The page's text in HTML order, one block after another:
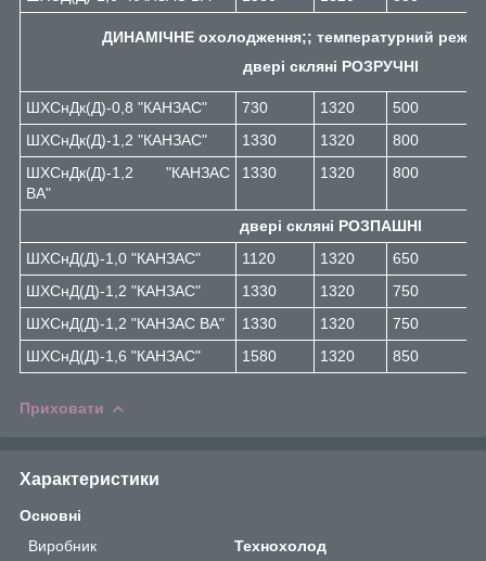
ДИНАМІЧНЕ охолодження;; температурний
двері скляні РОЗРУЧНІ
ШХСнДк(Д)-0,8 "КАНЗАС" 730 1320 500
ШХСнДк(Д)-1,2 "КАНЗАС"
1330 1320 800
ШХСнДк(Д)-1,2 "КАНЗАС
ВА"
1330 1320 800
двері скляні РОЗПАШНІ
ШХСнД(Д)-1,0 "КАНЗАС"
1120 1320 650
ШХСнД(Д)-1,2 "КАНЗАС"
1330 1320 750
ШХСнД(Д)-1,2 "КАНЗАС ВА"
1330 1320 750
ШХСнД(Д)-1,6 "КАНЗАС"
1580 1320 850
Приховати
Характеристики
Основні
Виробник
Технохолод